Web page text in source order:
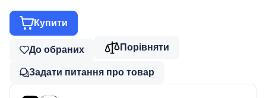
Купити
До обраних Порівняти
Задати питання про товар